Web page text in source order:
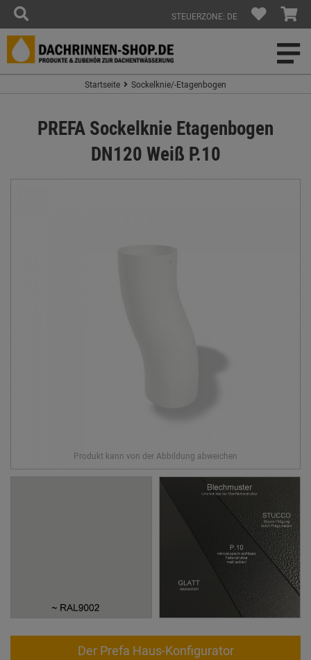
STEUERZONE: DE
Startseite Sockelknie/-Etagenbogen
PREFA Sockelknie Etagenbogen
DN120 Weiß P.10
Der Prefa Haus-Konfigurator